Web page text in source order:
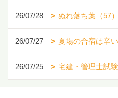
26/07/28 ぬれ落ち葉（57
26/07/27 夏場の合宿は辛い
26/07/25 宅建・管理士試